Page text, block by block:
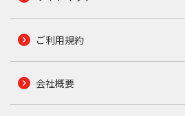
ご利用規約
会社概要